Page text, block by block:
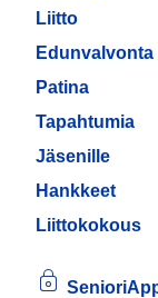
Liitto
Edunvalvonta
Patina
Tapahtumia
Jäsenille
Hankkeet
Liittokokous